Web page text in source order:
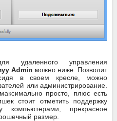
удаленного управления
Admin можно ниже. Позволит
в своем кресле, можно
или администрирование.
просто, плюс есть
стоит отметить поддержку
прекрасное
размер.